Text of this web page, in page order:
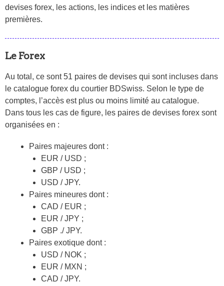
devises forex, les actions, les indices et les matières
premières.
Le Forex
Au total, ce sont 51 paires de devises qui sont incluses dans
le catalogue forex du courtier BDSwiss. Selon le type de
comptes, l’accès est plus ou moins limité au catalogue.
Dans tous les cas de figure, les paires de devises forex sont
organisées en :
Paires majeures dont :
EUR / USD ;
GBP / USD ;
USD / JPY.
Paires mineures dont :
CAD / EUR ;
EUR / JPY ;
GBP ./ JPY.
Paires exotique dont :
USD / NOK ;
EUR / MXN ;
CAD / JPY.